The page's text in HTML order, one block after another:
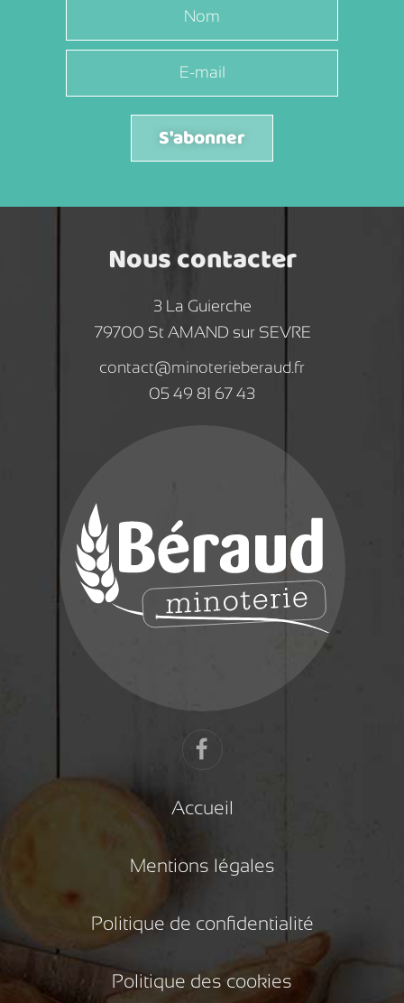
S'abonner
Nous contacter
3 La Guierche
79700 St AMAND sur SEVRE
contact@minoterieberaud.fr
05 49 81 67 43
Accueil
Mentions légales
Politique de confidentialité
Politique des cookies